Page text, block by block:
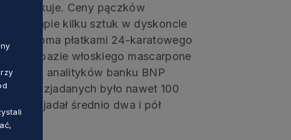
smakuje. Ceny pączków
zakupie kilku sztuk w dyskoncie
sześcioma płatkami 24-karatowego
na bazie włoskiego mascarpone
analityków banku BNP
zjadanych było nawet 100
zjadał średnio dwa i pół